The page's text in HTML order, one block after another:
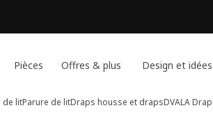
Pièces Offres & plus Design et idées
de litParure de litDraps housse et drapsDVALA